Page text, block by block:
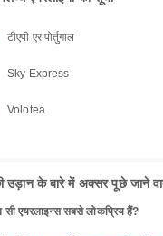
टीएपी एर पोर्तुगाल
Sky Express
Volotea
के बारे में अक्सर पूछे जाने
एयरलाइन्स सबसे लोकप्रिय हैं?